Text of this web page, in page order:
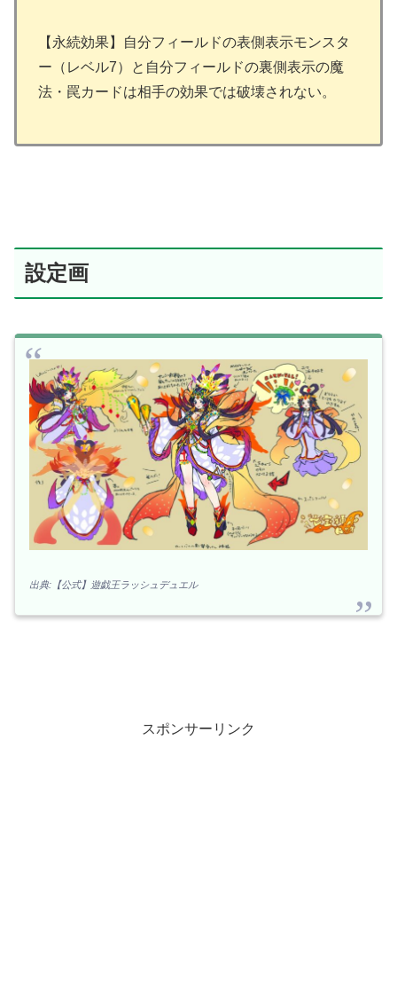
【永続効果】自分フィールドの表側表示モンスタ
ー（レベル7）と自分フィールドの裏側表示の魔
法・罠カードは相手の効果では破壊されない。
設定画
出典:【公式】遊戯王ラッシュデュエル
スポンサーリンク